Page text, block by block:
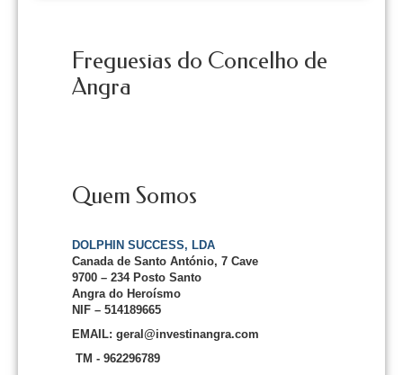
Freguesias do Concelho de
Angra
Quem Somos
DOLPHIN SUCCESS, LDA
Canada de Santo António, 7 Cave
9700 – 234 Posto Santo
Angra do Heroísmo
NIF – 514189665
EMAIL: geral@investinangra.com
TM - 962296789